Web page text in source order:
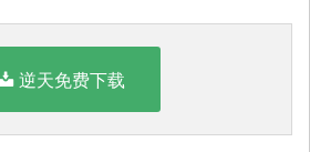
逆天免费下载